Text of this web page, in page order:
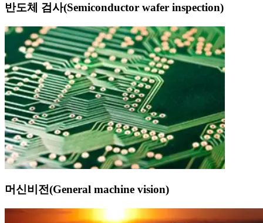
반도체 검사(Semiconductor wafer inspection)
머신비전(General machine vision)